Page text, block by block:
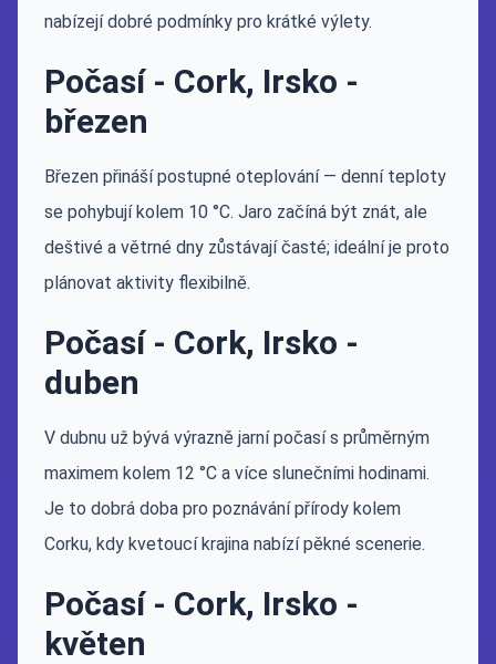
nabízejí dobré podmínky pro krátké výlety.
Počasí - Cork, Irsko -
březen
Březen přináší postupné oteplování — denní teploty
se pohybují kolem 10 °C. Jaro začíná být znát, ale
deštivé a větrné dny zůstávají časté; ideální je proto
plánovat aktivity flexibilně.
Počasí - Cork, Irsko -
duben
V dubnu už bývá výrazně jarní počasí s průměrným
maximem kolem 12 °C a více slunečními hodinami.
Je to dobrá doba pro poznávání přírody kolem
Corku, kdy kvetoucí krajina nabízí pěkné scenerie.
Počasí - Cork, Irsko -
květen